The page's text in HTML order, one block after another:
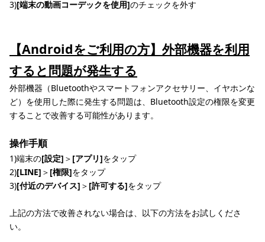
3)[端末の動画コーデックを使用]のチェックを外す
【Androidをご利用の方】外部機器を利用
すると問題が発生する
外部機器（Bluetoothやスマートフォンアクセサリー、イヤホンな
ど）を使用した際に発生する問題は、Bluetooth設定の権限を変更
することで改善する可能性があります。
操作手順
1)端末の[設定] ＞ [アプリ]をタップ
2)[LINE] ＞ [権限]をタップ
3)[付近のデバイス] ＞ [許可する]をタップ
上記の方法で改善されない場合は、以下の方法をお試しくださ
い。